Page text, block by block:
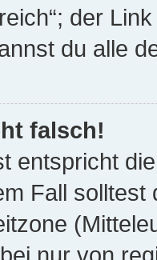
der
du alle
falsch!
entspricht
Fall solltest
nur von